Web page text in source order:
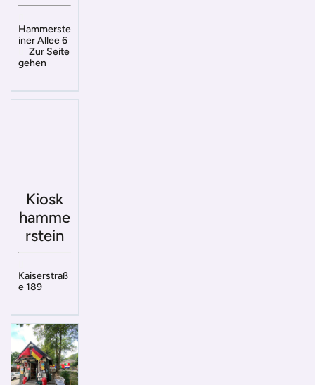
Hammerste
iner Allee 6
Zur Seite
gehen
Kiosk
hamme
rstein
Kaiserstraß
e 189